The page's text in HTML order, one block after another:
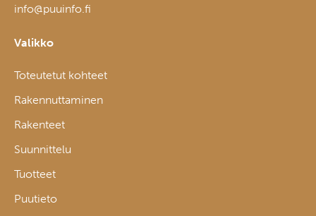
info@puuinfo.fi
Valikko
Toteutetut kohteet
Rakennuttaminen
Rakenteet
Suunnittelu
Tuotteet
Puutieto